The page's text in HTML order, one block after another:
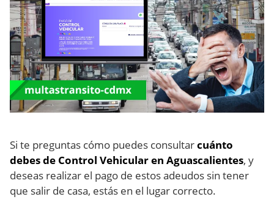
Si te preguntas cómo puedes consultarcuánto
debes de Control Vehicular en Aguascalientes, y
deseas realizar el pago de estos adeudos sin tener
que salir de casa, estás en el lugar correcto.